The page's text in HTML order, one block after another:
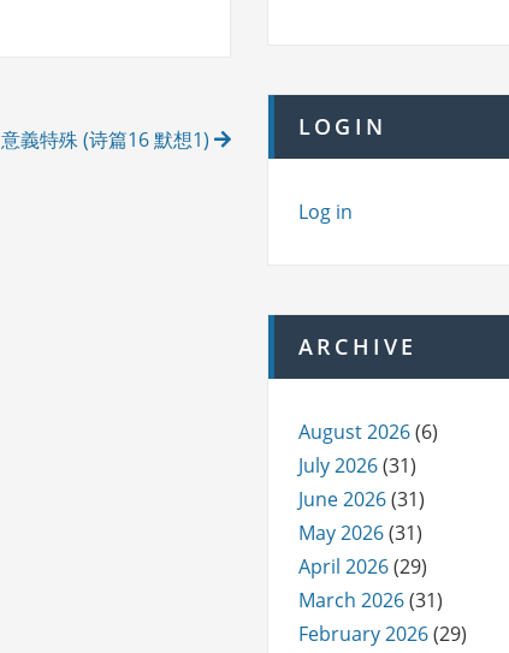
義特殊 (诗篇16 默想1) LOGIN
Log in
ARCHIVE
August 2026(6)
July 2026(31)
June 2026(31)
May 2026(31)
April 2026(29)
March 2026(31)
February 2026(29)